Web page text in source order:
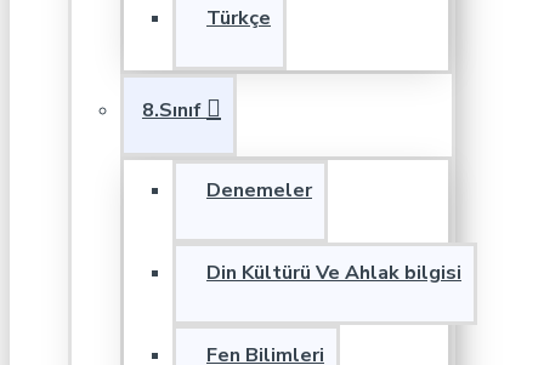
Türkçe
8.Sınıf
Denemeler
Din Kültürü Ve Ahlak bilgisi
Fen Bilimleri